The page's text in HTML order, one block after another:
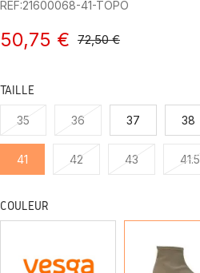
REF:21600068-41-TOPO
50,75 € 72,50 €
TAILLE
35 36 37 38
41 42 43 41.5
COULEUR